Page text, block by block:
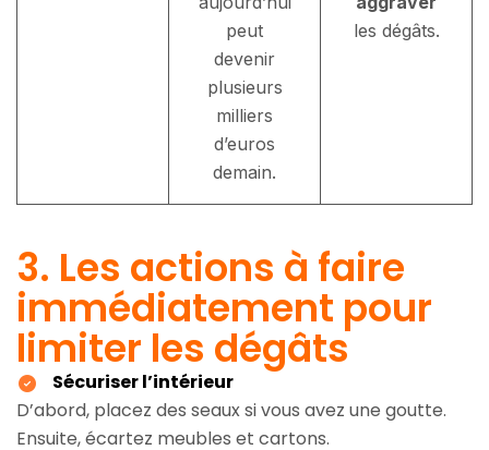
peut
devenir
plusieurs
milliers
d’euros
demain.
les dégâts.
3. Les actions à faire
immédiatement pour
limiter les dégâts
Sécuriser l’intérieur
D’abord, placez des seaux si vous avez une goutte.
Ensuite, écartez meubles et cartons.